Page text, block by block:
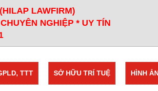
LAWFIRM)
NGHIỆP * UY TÍN
HÌNH
SỞ HỮU TRÍ TUỆ
TTT